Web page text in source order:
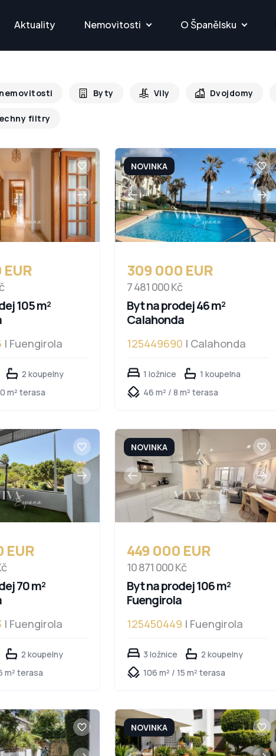
Aktuality Nemovitosti O Španělsku
Byty Vily Dvojdomy
filtry
105 m²
| Fuengirola
2 koupelny
m² terasa
NOVINKA
309 000 EUR
7 481 000 Kč
Byt na prodej 46 m²
Calahonda
125449690 | Calahonda
1 ložnice
1 koupelna
46 m² / 8 m² terasa
70 m²
| Fuengirola
2 koupelny
m² terasa
NOVINKA
449 000 EUR
10 871 000 Kč
Byt na prodej 106 m²
Fuengirola
125450449 | Fuengirola
3 ložnice
2 koupelny
106 m² / 15 m² terasa
NOVINKA